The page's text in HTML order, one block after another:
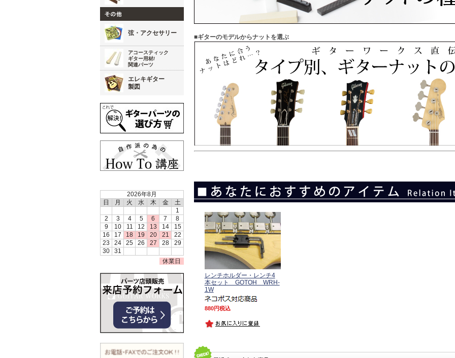
弦・アクセサリー
アコースティック
ギター用材/
関連パーツ
エレキギター
製図
2026年8月
日
月 火 水 木 金
土
1
2
3 4 5 6 7
8
9
10 11 12 13 14
15
16
17 18 19 20 21
22
23
24 25 26 27 28
29
30
31
休業日
■ギターのモデルからナットを選ぶ
レンチホルダー・レンチ4
本セット GOTOH WRH-
1W
880 税込